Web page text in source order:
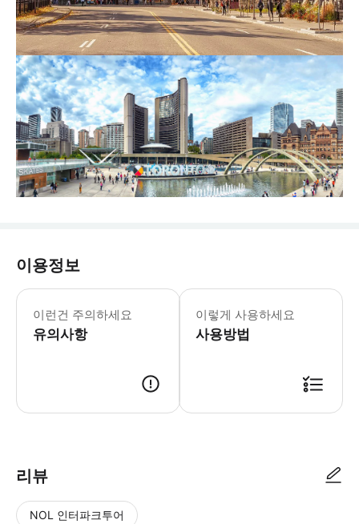
이용정보
이런건 주의하세요
유의사항
👶🏻 [연령 기준] - 성인/아동 : 만 3세
이렇게 사용하세요
사용방법
리뷰
NOL 인터파크투어